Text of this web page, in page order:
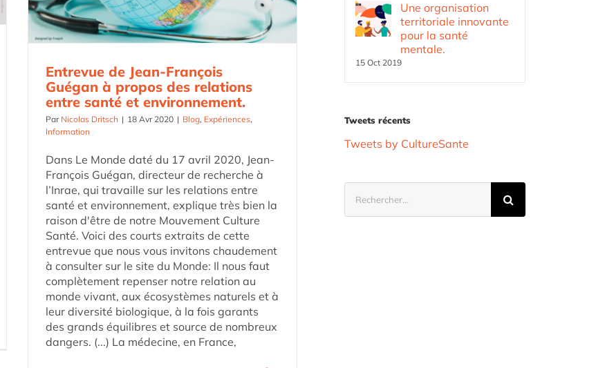
Entrevue de Jean-François
Guégan à propos des relations
entre santé et environnement.
Par Nicolas Dritsch | 18 Avr 2020 | Blog, Expériences,
Information
Dans Le Monde daté du 17 avril 2020, Jean-
François Guégan, directeur de recherche à
l’Inrae, qui travaille sur les relations entre
santé et environnement, explique très bien la
raison d'être de notre Mouvement Culture
Santé. Voici des courts extraits de cette
entrevue que nous vous invitons chaudement
à consulter sur le site du Monde: Il nous faut
complètement repenser notre relation au
monde vivant, aux écosystèmes naturels et à
leur diversité biologique, à la fois garants
des grands équilibres et source de nombreux
dangers. (...) La médecine, en France,
Une organisation
territoriale innovante
pour la santé
mentale.
15 Oct 2019
Tweets récents
Tweets by CultureSante